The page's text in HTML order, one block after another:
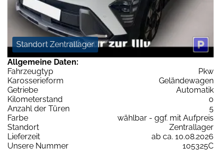
Standort Zentrallager
Allgemeine Daten:
Fahrzeugtyp
Pkw
Karosserieform
Geländewagen
Getriebe
Automatik
Kilometerstand
0
Anzahl der Türen
5
Farbe
wählbar - ggf. mit Aufpreis
Standort
Zentrallager
Lieferzeit
ab ca. 10.08.2026
Unsere Nummer
105325C